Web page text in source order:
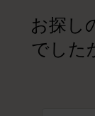
お探し
でした